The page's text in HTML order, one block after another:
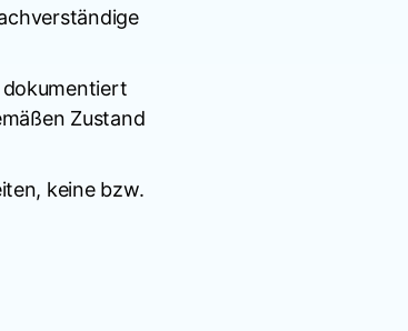
dokumentiert
Zustand
keine bzw.